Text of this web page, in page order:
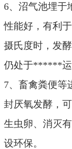
6、沼气池埋于
性能好，有利
摄氏度时，发
仍处于******运
7、畜禽粪便等
封厌氧发酵，
生虫卵、消灭
设环保。